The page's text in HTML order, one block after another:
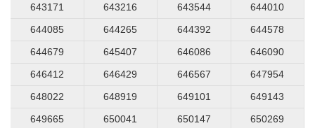
643171
643216 643544
644010
644085
644265 644392
644578
644679
645407 646086
646090
646412
646429 646567
647954
648022
648919 649101
649143
649665
650041 650147
650269